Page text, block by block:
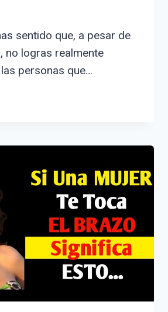
sentido que, a pesar de
no logras realmente
personas que…